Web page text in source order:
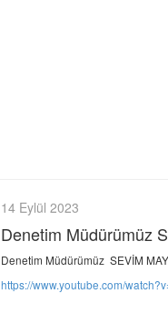
14 Eylül 2023
Denetim Müdürümüz
Denetim Müdürümüz SEVİM
https://www.youtube.com/